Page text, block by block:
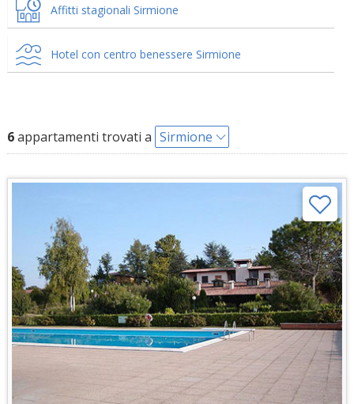
Affitti stagionali Sirmione
Hotel con centro benessere Sirmione
6appartamenti trovati a Sirmione